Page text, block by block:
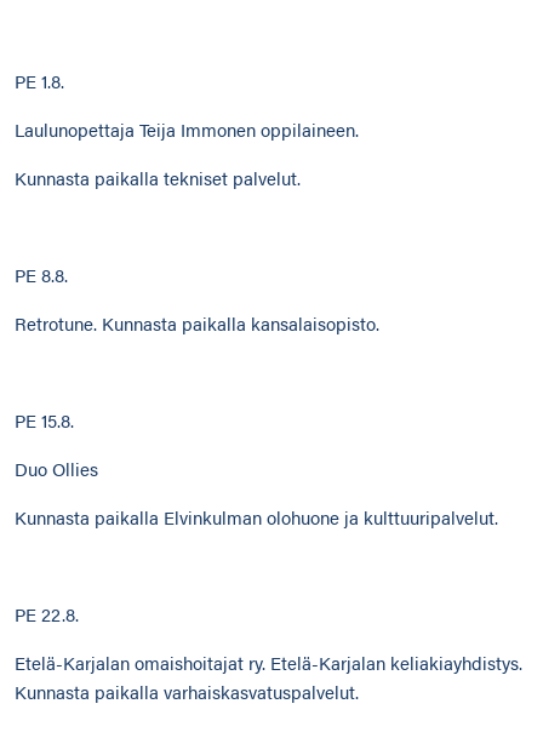
PE 1.8.
Laulunopettaja Teija Immonen oppilaineen.
Kunnasta paikalla tekniset palvelut.
PE 8.8.
Retrotune. Kunnasta paikalla kansalaisopisto.
PE 15.8.
Duo Ollies
Kunnasta paikalla Elvinkulman olohuone ja kulttuuripalvelut.
PE 22.8.
Etelä-Karjalan omaishoitajat ry. Etelä-Karjalan keliakiayhdistys.
Kunnasta paikalla varhaiskasvatuspalvelut.